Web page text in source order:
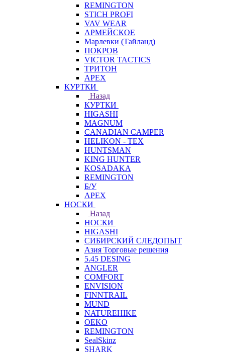
REMINGTON
STICH PROFI
VAV WEAR
АРМЕЙСКОЕ
Марлевки (Тайланд)
ПОКРОВ
VICTOR TACTICS
ТРИТОН
APEX
КУРТКИ
Назад
КУРТКИ
HIGASHI
MAGNUM
CANADIAN CAMPER
HELIKON - TEX
HUNTSMAN
KING HUNTER
KOSADAKA
REMINGTON
Б/У
APEX
НОСКИ
Назад
НОСКИ
HIGASHI
СИБИРСКИЙ СЛЕДОПЫТ
Азия Торговые решения
5.45 DESING
ANGLER
COMFORT
ENVISION
FINNTRAIL
MUND
NATUREHIKE
OEKO
REMINGTON
SealSkinz
SHARK